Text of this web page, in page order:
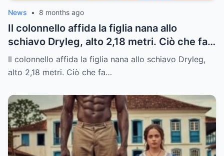
News • 8 months ago
Il colonnello affida la figlia nana allo
schiavo Dryleg, alto 2,18 metri. Ciò che fa
dopo vi sorprenderà.
Il colonnello affida la figlia nana allo schiavo Dryleg,
alto 2,18 metri. Ciò che fa…